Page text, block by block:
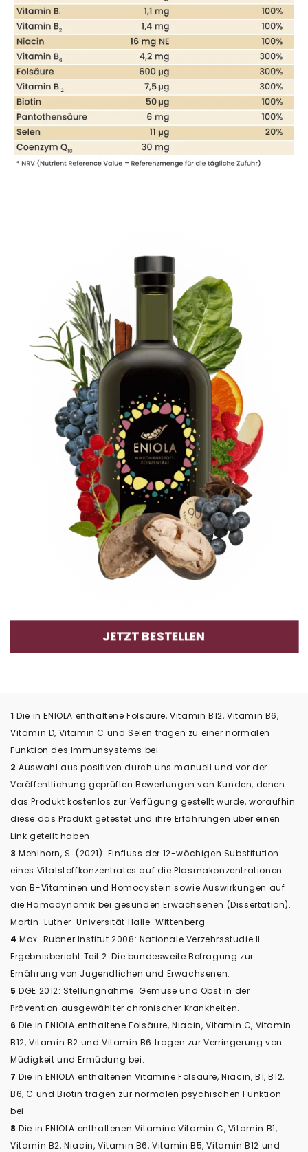
JETZT BESTELLEN
1 Die in ENIOLA enthaltene Folsäure, Vitamin B12, Vitamin B6,
Vitamin D, Vitamin C und Selen tragen zu einer normalen
Funktion des Immunsystems bei.
2 Auswahl aus positiven durch uns manuell und vor der
Veröffentlichung geprüften Bewertungen von Kunden, denen
das Produkt kostenlos zur Verfügung gestellt wurde, woraufhin
diese das Produkt getestet und ihre Erfahrungen über einen
Link geteilt haben.
3 Mehlhorn, S. (2021). Einfluss der 12-wöchigen Substitution
eines Vitalstoffkonzentrates auf die Plasmakonzentrationen
von B-Vitaminen und Homocystein sowie Auswirkungen auf
die Hämodynamik bei gesunden Erwachsenen (Dissertation).
Martin-Luther-Universität Halle-Wittenberg
4 Max-Rubner Institut 2008: Nationale Verzehrsstudie II.
Ergebnisbericht Teil 2. Die bundesweite Befragung zur
Ernährung von Jugendlichen und Erwachsenen.
5 DGE 2012: Stellungnahme. Gemüse und Obst in der
Prävention ausgewählter chronischer Krankheiten.
6 Die in ENIOLA enthaltene Folsäure, Niacin, Vitamin C, Vitamin
B12, Vitamin B2 und Vitamin B6 tragen zur Verringerung von
Müdigkeit und Ermüdung bei.
7 Die in ENIOLA enthaltenen Vitamine Folsäure, Niacin, B1, B12,
B6, C und Biotin tragen zur normalen psychischen Funktion
bei.
8 Die in ENIOLA enthaltenen Vitamine Vitamin C, Vitamin B1,
Vitamin B2, Niacin, Vitamin B6, Vitamin B5, Vitamin B12 und